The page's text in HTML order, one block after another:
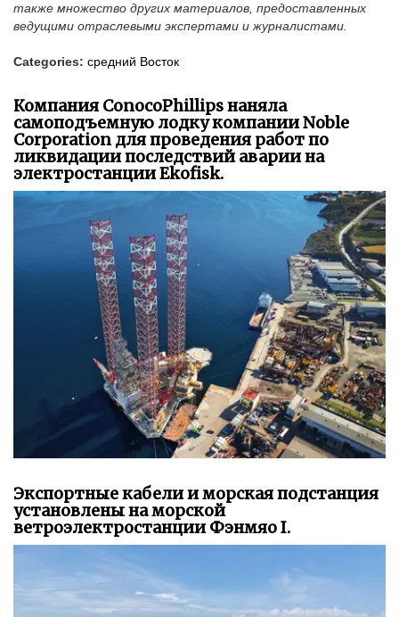
также множество других материалов, предоставленных
ведущими отраслевыми экспертами и журналистами.
Categories: средний Восток
Компания ConocoPhillips наняла
самоподъемную лодку компании Noble
Corporation для проведения работ по
ликвидации последствий аварии на
электростанции Ekofisk.
Экспортные кабели и морская подстанция
установлены на морской
ветроэлектростанции Фэнмяо I.